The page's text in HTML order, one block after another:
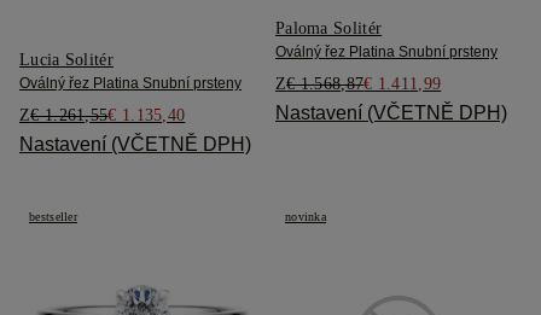
Lucia Solitér
Oválný řez Platina Snubní prsteny
Z€ 1.261,55€ 1.135,40
Nastavení (VČETNĚ DPH)
Paloma Solitér
Oválný řez Platina Snubní prsteny
Z€ 1.568,87€ 1.411,99
Nastavení (VČETNĚ DPH)
bestseller novinka